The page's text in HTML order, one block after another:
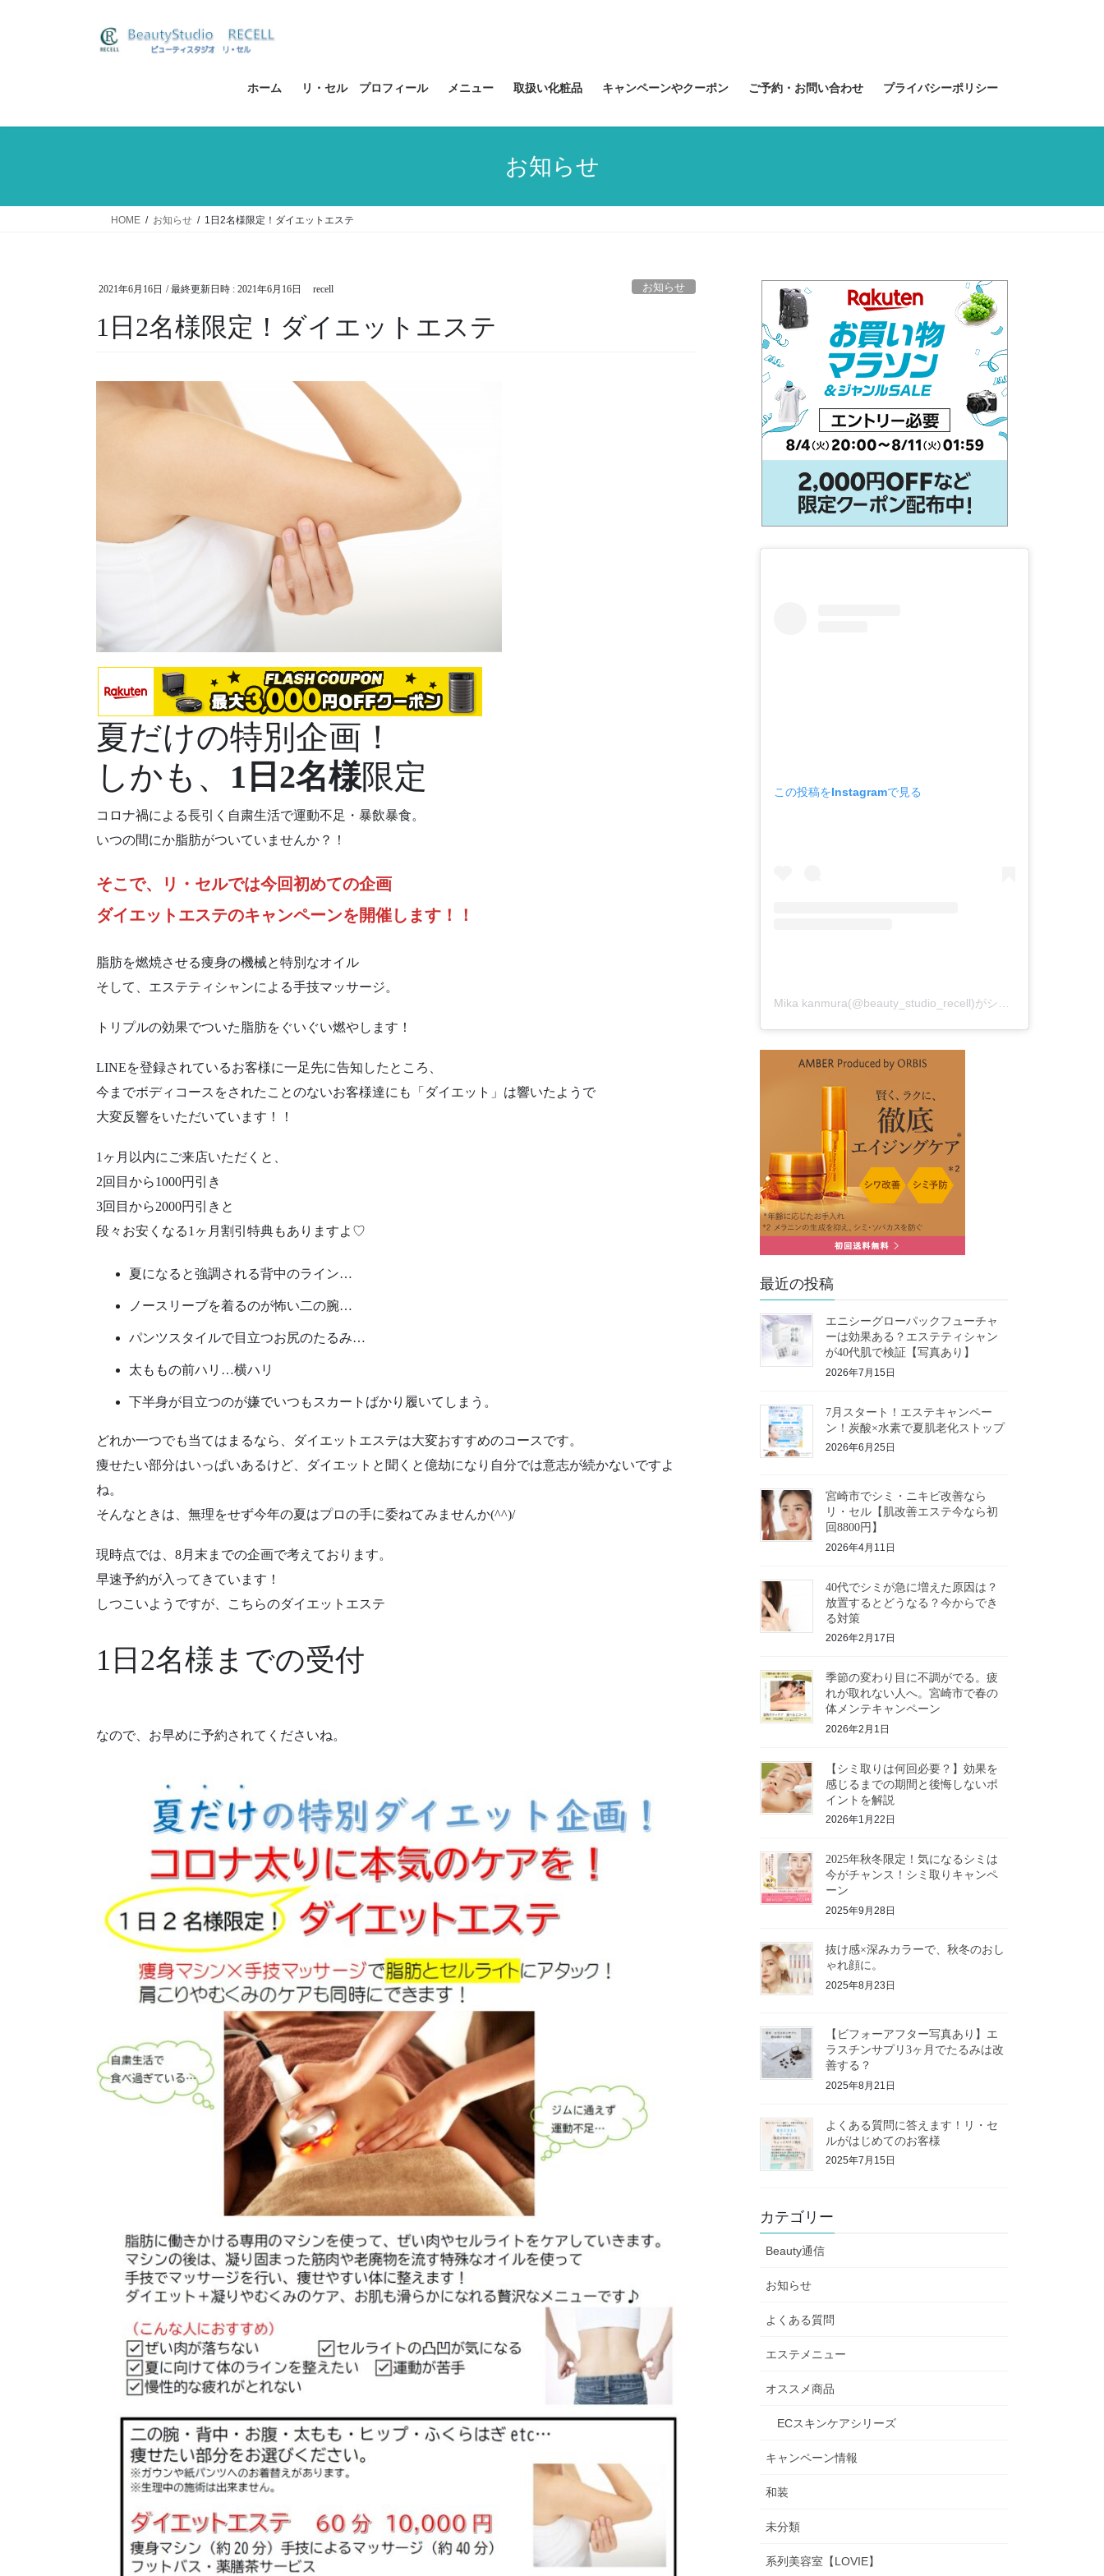
ス
ン
ホーム リ・セル プロフィール メニュー 取扱い化粧品 キャンペーンやクーポン ご予約・お問い合わせ プライバシーポリシー
お知らせ
HOME お知らせ 1日2名様限定！ダイエットエステ
2021年6月16日 / 最終更新日時 : 2021年6月16日 recell お知らせ
1日2名様限定！ダイエットエステ
夏だけの特別企画！
しかも、 1日2名様限定
コロナ禍による長引く自粛生活で運動不足・暴飲暴食。
いつの間にか脂肪がついていませんか？！
そこで、リ・セルでは今回初めての企画
ダイエットエステのキャンペーンを開催します！！
脂肪を燃焼させる痩身の機械と特別なオイル
そして、エステティシャンによる手技マッサージ。
トリプルの効果でついた脂肪をぐいぐい燃やします！
LINEを登録されているお客様に一足先に告知したところ、
今までボディコースをされたことのないお客様達にも「ダイエット」は響いたようで
大変反響をいただいています！！
1ヶ月以内にご来店いただくと、
2回目から1000円引き
3回目から2000円引きと
段々お安くなる1ヶ月割引特典もありますよ♡
夏になると強調される背中のライン…
ノースリーブを着るのが怖い二の腕…
パンツスタイルで目立つお尻のたるみ…
太ももの前ハリ…横ハリ
下半身が目立つのが嫌でいつもスカートばかり履いてしまう。
どれか一つでも当てはまるなら、ダイエットエステは大変おすすめのコースです。
痩せたい部分はいっぱいあるけど、ダイエットと聞くと億劫になり自分では意志が続かないですよ
ね。
そんなときは、無理をせず今年の夏はプロの手に委ねてみませんか(^^)/
現時点では、8月末までの企画で考えております。
早速予約が入ってきています！
しつこいようですが、こちらのダイエットエステ
1日2名様までの受付
なので、お早めに予約されてくださいね。
この投稿をInstagramで見る
Mika kanmura(@beauty_studio_recell)がシェアした投稿
最近の投稿
エニシーグローパックフューチャ
ーは効果ある？エステティシャン
が40代肌で検証【写真あり】
2026年7月15日
7月スタート！エステキャンペー
ン！炭酸×水素で夏肌老化ストップ
2026年6月25日
宮崎市でシミ・ニキビ改善なら
リ・セル【肌改善エステ今なら初
回8800円】
2026年4月11日
40代でシミが急に増えた原因は？
放置するとどうなる？今からでき
る対策
2026年2月17日
季節の変わり目に不調がでる。疲
れが取れない人へ。宮崎市で春の
体メンテキャンペーン
2026年2月1日
【シミ取りは何回必要？】効果を
感じるまでの期間と後悔しないポ
イントを解説
2026年1月22日
2025年秋冬限定！気になるシミは
今がチャンス！シミ取りキャンペ
ーン
2025年9月28日
抜け感×深みカラーで、秋冬のおし
ゃれ顔に。
2025年8月23日
【ビフォーアフター写真あり】エ
ラスチンサプリ3ヶ月でたるみは改
善する？
2025年8月21日
よくある質問に答えます！リ・セ
ルがはじめてのお客様
2025年7月15日
カテゴリー
Beauty通信
お知らせ
よくある質問
エステメニュー
オススメ商品
ECスキンケアシリーズ
キャンペーン情報
和装
未分類
系列美容室【LOVIE】